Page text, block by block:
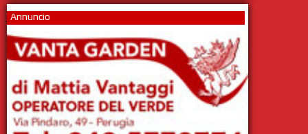
Annuncio